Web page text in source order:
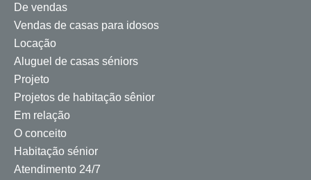
De vendas
Vendas de casas para idosos
Locação
Aluguel de casas séniors
Projeto
Projetos de habitação sênior
Em relação
O conceito
Habitação sénior
Atendimento 24/7